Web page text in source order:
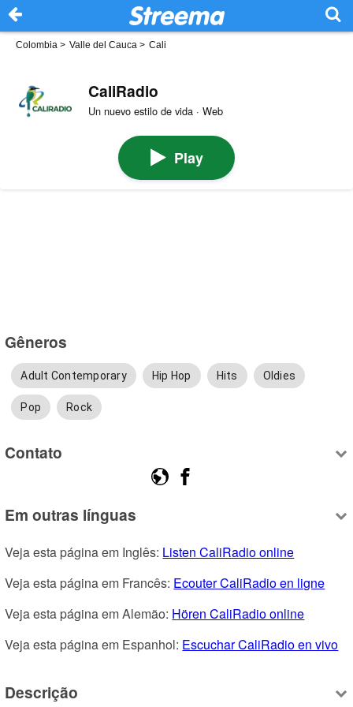
Colombia > Valle del Cauca > Cali
CaliRadio
Un nuevo estilo de vida · Web
Play
Gêneros
Adult Contemporary Hip Hop Hits Oldies
Pop Rock
Contato
Em outras línguas
Veja esta página em Inglês: Listen CaliRadio online
Veja esta página em Francês: Ecouter CaliRadio en ligne
Veja esta página em Alemão: Hören CaliRadio online
Veja esta página em Espanhol: Escuchar CaliRadio en vivo
Descrição